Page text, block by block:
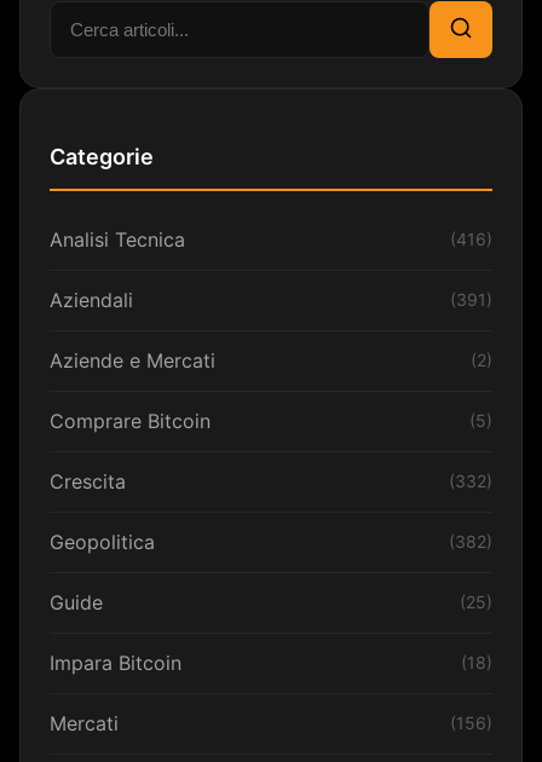
Cerca:
Cerca
Categorie
Analisi Tecnica (416)
Aziendali (391)
Aziende e Mercati (2)
Comprare Bitcoin (5)
Crescita (332)
Geopolitica (382)
Guide (25)
Impara Bitcoin (18)
Mercati (156)